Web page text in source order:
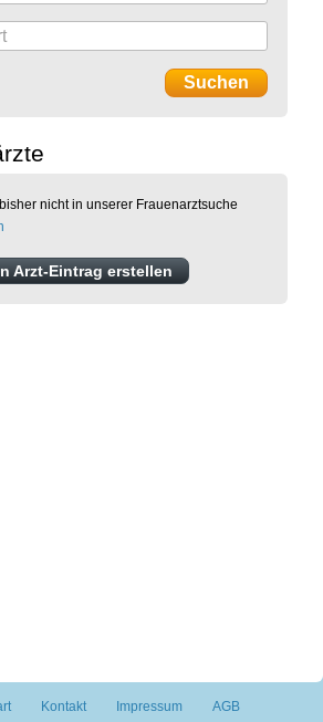
nicht in unserer Frauenarztsuche
Arzt-Eintrag erstellen
Kontakt Impressum
AGB